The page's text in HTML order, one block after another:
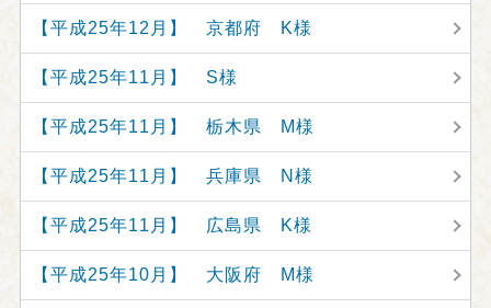
【平成25年12月】 京都府 K様
【平成25年11月】 S様
【平成25年11月】 栃木県 M様
【平成25年11月】 兵庫県 N様
【平成25年11月】 広島県 K様
【平成25年10月】 大阪府 M様